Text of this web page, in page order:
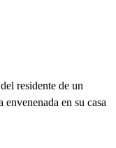
residente de un
en su casa